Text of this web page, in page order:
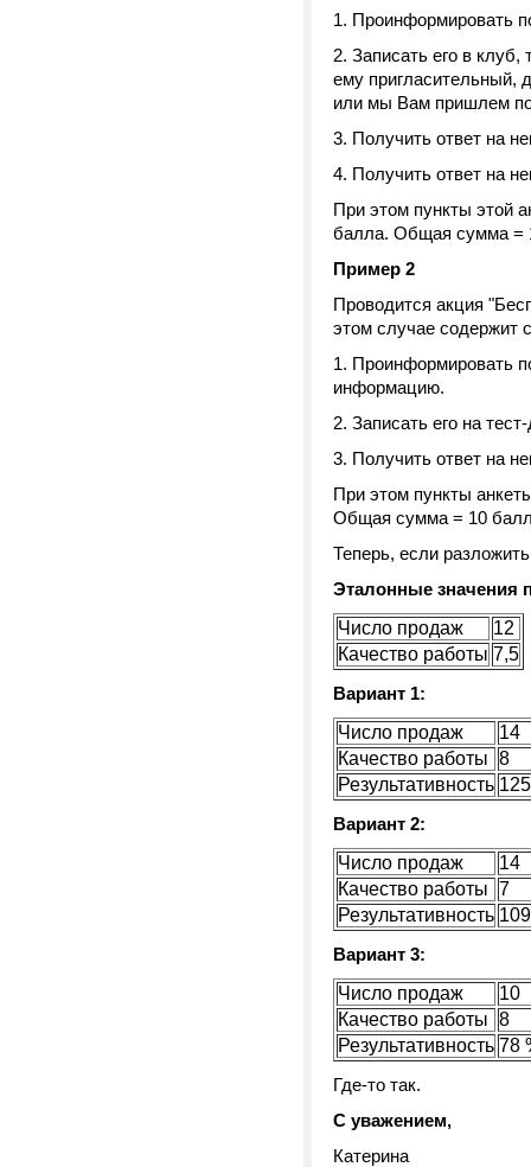
Проинформировать
Записать его в клуб,
ему пригласительный,
или мы Вам пришлем по
Получить ответ на
Получить ответ на
При этом пункты этой
балла. Общая сумма =
Пример 2
Проводится акция
этом случае содержит
Проинформировать
информацию.
Записать его на
Получить ответ на
При этом пункты
Общая сумма = 10
Теперь, если
Эталонные значения
Число продаж
12
Качество работы 7,5
Вариант 1:
Число продаж
14
Качество работы 8
Результативность
Вариант 2:
Число продаж
14
Качество работы 7
Результативность
Вариант 3:
Число продаж
10
Качество работы 8
Результативность 78
Где-то так.
С уважением,
Катерина